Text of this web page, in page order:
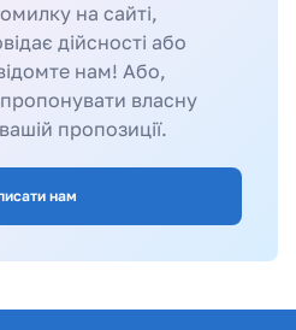
на сайті,
дійсності або
нам! Або,
власну
пропозиції.
нам